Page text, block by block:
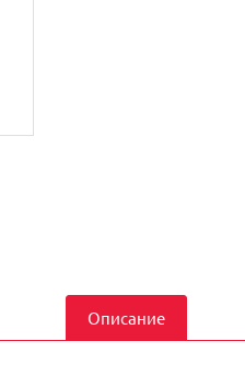
Описание